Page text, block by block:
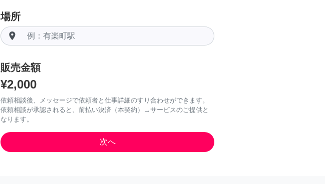
場所
room
販売金額
¥2,000
依頼相談後、メッセージで依頼者と仕事詳細のすり合わせができます。
依頼相談が承認されると、前払い決済（本契約）→サービスのご提供と
なります。